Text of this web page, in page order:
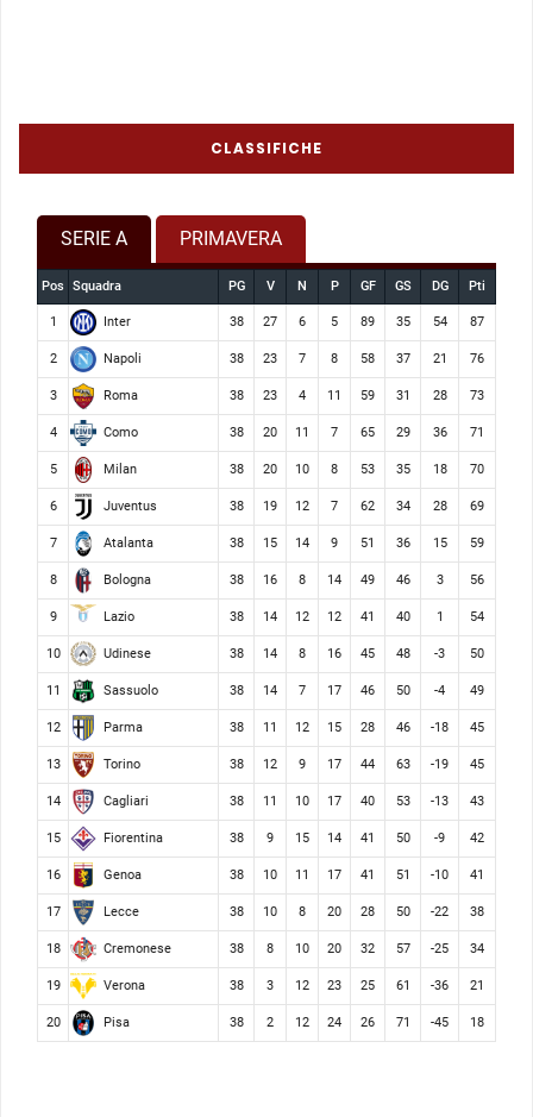
CLASSIFICHE
SERIE A PRIMAVERA
Pos Squadra PG V N P GF GS DG Pti
1 Inter 38 27 6 5 89 35 54 87
2 Napoli 38 23 7 8 58 37 21 76
3 Roma 38 23 4 11 59 31 28 73
4 Como 38 20 11 7 65 29 36 71
5 Milan 38 20 10 8 53 35 18 70
6 Juventus 38 19 12 7 62 34 28 69
7 Atalanta 38 15 14 9 51 36 15 59
8 Bologna 38 16 8 14 49 46 3 56
9 Lazio 38 14 12 12 41 40 1 54
10 Udinese 38 14 8 16 45 48 -3 50
11 Sassuolo 38 14 7 17 46 50 -4 49
12 Parma 38 11 12 15 28 46 -18 45
13 Torino 38 12 9 17 44 63 -19 45
14 Cagliari 38 11 10 17 40 53 -13 43
15 Fiorentina 38 9 15 14 41 50 -9 42
16 Genoa 38 10 11 17 41 51 -10 41
17 Lecce 38 10 8 20 28 50 -22 38
18 Cremonese 38 8 10 20 32 57 -25 34
19 Verona 38 3 12 23 25 61 -36 21
20 Pisa 38 2 12 24 26 71 -45 18